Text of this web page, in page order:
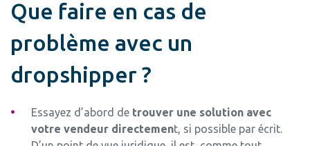
Que faire en cas de
problème avec un
dropshipper ?
Essayez d’abord de trouver une solution avec
votre vendeur directement, si possible par écrit.